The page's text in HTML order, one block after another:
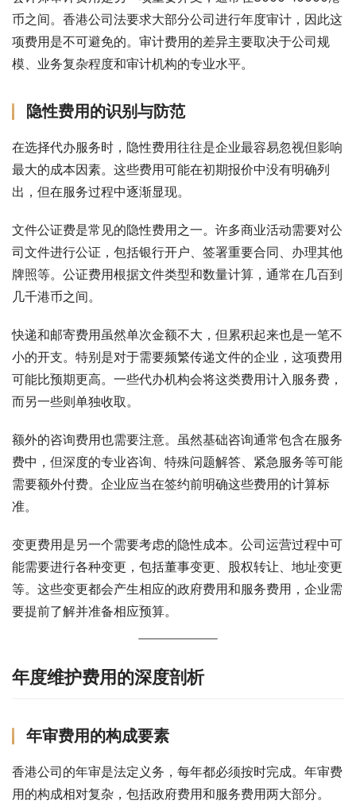
币之间。香港公司法要求大部分公司进行年度审计，因此这
项费用是不可避免的。审计费用的差异主要取决于公司规
模、业务复杂程度和审计机构的专业水平。
隐性费用的识别与防范
在选择代办服务时，隐性费用往往是企业最容易忽视但影响
最大的成本因素。这些费用可能在初期报价中没有明确列
出，但在服务过程中逐渐显现。
文件公证费是常见的隐性费用之一。许多商业活动需要对公
司文件进行公证，包括银行开户、签署重要合同、办理其他
牌照等。公证费用根据文件类型和数量计算，通常在几百到
几千港币之间。
快递和邮寄费用虽然单次金额不大，但累积起来也是一笔不
小的开支。特别是对于需要频繁传递文件的企业，这项费用
可能比预期更高。一些代办机构会将这类费用计入服务费，
而另一些则单独收取。
额外的咨询费用也需要注意。虽然基础咨询通常包含在服务
费中，但深度的专业咨询、特殊问题解答、紧急服务等可能
需要额外付费。企业应当在签约前明确这些费用的计算标
准。
变更费用是另一个需要考虑的隐性成本。公司运营过程中可
能需要进行各种变更，包括董事变更、股权转让、地址变更
等。这些变更都会产生相应的政府费用和服务费用，企业需
要提前了解并准备相应预算。
年度维护费用的深度剖析
年审费用的构成要素
香港公司的年审是法定义务，每年都必须按时完成。年审费
用的构成相对复杂，包括政府费用和服务费用两大部分。